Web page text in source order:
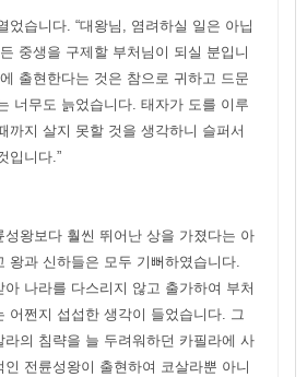
었습니다. “대왕님, 염려하실 일은 아닙
중생을 구제할 부처님이 되실 분입니
출현한다는 것은 참으로 귀하고 드문
너무도 늙었습니다. 태자가 도를 이루
까지 살지 못할 것을 생각하니 슬퍼서
입니다.”
성왕보다 훨씬 뛰어난 상을 가졌다는 아
왕과 신하들은 모두 기뻐하였습니다.
아 나라를 다스리지 않고 출가하여 부처
어쩐지 섭섭한 생각이 들었습니다. 그
라의 침략을 늘 두려워하던 카필라에 사
전륜성왕이 출현하여 코살라뿐 아니